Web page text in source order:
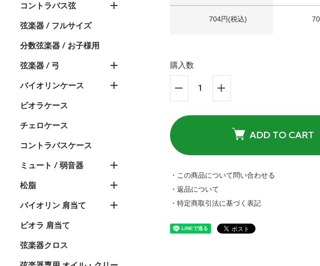
コントラバス弦
弦楽器 / フルサイズ
分数弦楽器 / お子様用
弦楽器 / 弓
バイオリンケース
ビオラケース
チェロケース
コントラバスケース
ミュート / 弱音器
松脂
バイオリン 肩当て
ビオラ 肩当て
弦楽器クロス
704円(税込)
購入数
ADD TO CART
・この商品について問い合わせる
・返品について
・特定商取引法に基づく表記